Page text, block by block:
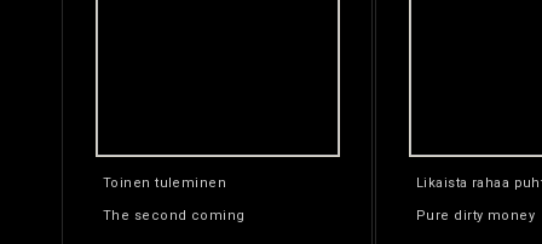
Toinen tuleminen
The second coming
Likaista rahaa
Pure dirty money